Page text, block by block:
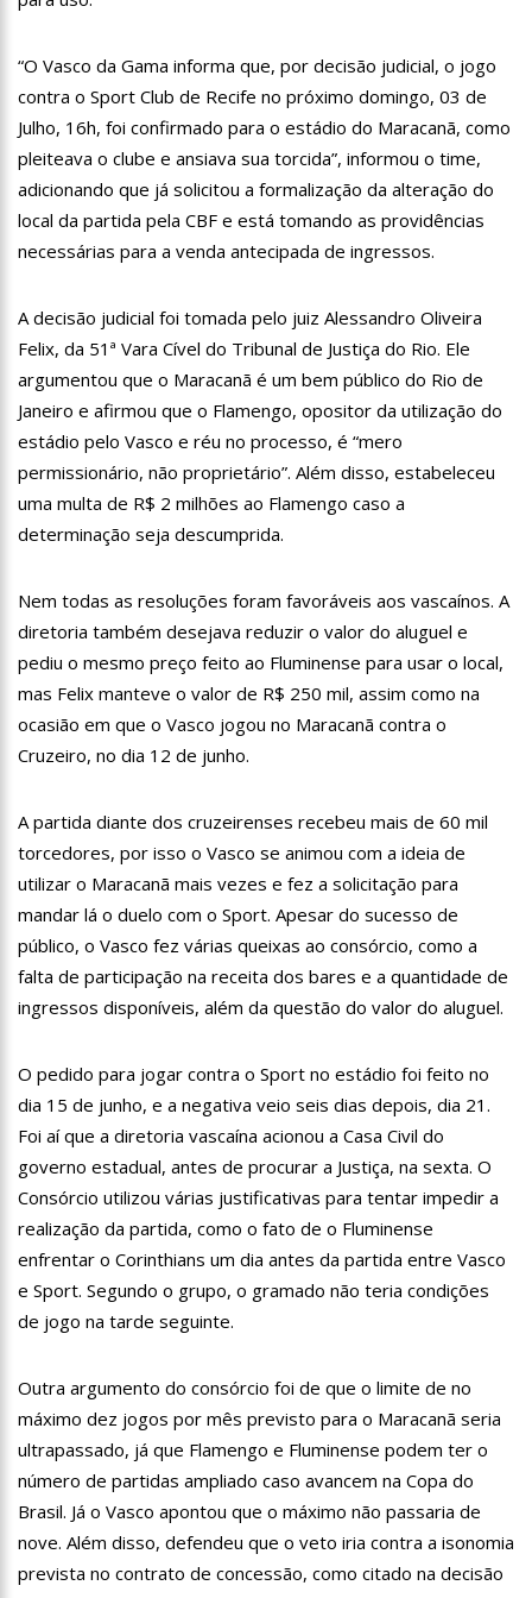
12:34 Negociação de paz fracassa no Sudão e rivais voltam a se
enfrentar
12:24 Prefeitura de Manaus divulga resultado preliminar do
Programa Bolsa Idiomas 2023
Manaus e diz que vítima era “ciumenta”
12:15 Produtor de Lana Del Rey será investigado por crime de
xenofobia após xingar Brasil
12:01
Última Chamada: Convocação da lista de espera do Fies
encerra nesta sexta
11:53 Prefeitura de Manaus abre inscrições gratuitas para
treinamento sobre marketing digital
10:01 Junho violeta – Caimi realiza grande caminhada para
combater a violência contra o idoso
13:11 Sine Manaus oferta 284 vagas de emprego nesta quinta-
Anna Carolina Jatobá pode ir para o regime aberto; veja
13:01 VÍDEO: Influenciadoras são investigadas por crime de
racismo contra crianças
12:51 Modelo e jornalista falece após complicações durante
remoção de silicone industrial
12:17 Ataque em escola na Suécia deixa pelo menos três alunos
12:06 Petrobras reduz preços de querosene de aviação
11:57 Mais Médicos tem cerca de 34 mil profissionais inscritos
16:22
Jovens matam mulher para vender os seus olhos por cerca
de 450 reais
16:18 Ator de ‘Mulheres Apaixonadas’ expõe mensagens sem
respostas de Bruna Marquezine
13:31 Dinamarca Quer Reduzir Para 15 Anos Idade Mínima Para
Mães Abortarem
13:27 Militares chineses desembarcam no Brasil
13:20 Internautas reagem à chegada de Lana Del Rey em Manaus
13:16
Professores rejeitam proposta de Wilson Lima e mantêm
greve
13:11 Venezuela pode ter dívida de até R$ 12,5 bilhões com o
Brasil; entenda
11:44
Mergulhadores do Corpo de Bombeiros encontram corpo de
turista envolvido em acidente no Rio Acari
11:30 Povo guarani bloqueia rodovia em São Paulo contra marco
temporal
11:15
Idosa mata marido com veneno de rato, esquarteja o corpo e
abandona parte dentro de mala no MS
11:04 “Nossa relação é de completo amor”, dizem filhas de Gugu
sobre Rose
“O Vasco da Gama informa que, por decisão judicial, o jogo
contra o Sport Club de Recife no próximo domingo, 03 de
Julho, 16h, foi confirmado para o estádio do Maracanã, como
pleiteava o clube e ansiava sua torcida”, informou o time,
adicionando que já solicitou a formalização da alteração do
local da partida pela CBF e está tomando as providências
necessárias para a venda antecipada de ingressos.
A decisão judicial foi tomada pelo juiz Alessandro Oliveira
Felix, da 51ª Vara Cível do Tribunal de Justiça do Rio. Ele
argumentou que o Maracanã é um bem público do Rio de
Janeiro e afirmou que o Flamengo, opositor da utilização do
estádio pelo Vasco e réu no processo, é “mero
permissionário, não proprietário”. Além disso, estabeleceu
uma multa de R$ 2 milhões ao Flamengo caso a
determinação seja descumprida.
Nem todas as resoluções foram favoráveis aos vascaínos. A
diretoria também desejava reduzir o valor do aluguel e
pediu o mesmo preço feito ao Fluminense para usar o local,
mas Felix manteve o valor de R$ 250 mil, assim como na
ocasião em que o Vasco jogou no Maracanã contra o
Cruzeiro, no dia 12 de junho.
A partida diante dos cruzeirenses recebeu mais de 60 mil
torcedores, por isso o Vasco se animou com a ideia de
utilizar o Maracanã mais vezes e fez a solicitação para
mandar lá o duelo com o Sport. Apesar do sucesso de
público, o Vasco fez várias queixas ao consórcio, como a
falta de participação na receita dos bares e a quantidade de
ingressos disponíveis, além da questão do valor do aluguel.
O pedido para jogar contra o Sport no estádio foi feito no
dia 15 de junho, e a negativa veio seis dias depois, dia 21.
Foi aí que a diretoria vascaína acionou a Casa Civil do
governo estadual, antes de procurar a Justiça, na sexta. O
Consórcio utilizou várias justificativas para tentar impedir a
realização da partida, como o fato de o Fluminense
enfrentar o Corinthians um dia antes da partida entre Vasco
e Sport. Segundo o grupo, o gramado não teria condições
de jogo na tarde seguinte.
Outra argumento do consórcio foi de que o limite de no
máximo dez jogos por mês previsto para o Maracanã seria
ultrapassado, já que Flamengo e Fluminense podem ter o
número de partidas ampliado caso avancem na Copa do
Brasil. Já o Vasco apontou que o máximo não passaria de
nove. Além disso, defendeu que o veto iria contra a isonomia
prevista no contrato de concessão, como citado na decisão